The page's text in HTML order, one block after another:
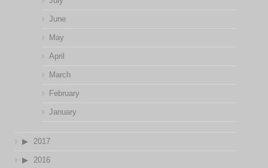
June
May
April
March
February
January
2017
2016